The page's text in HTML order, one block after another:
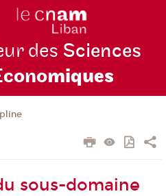
des Sciences
miques
sous-domaine